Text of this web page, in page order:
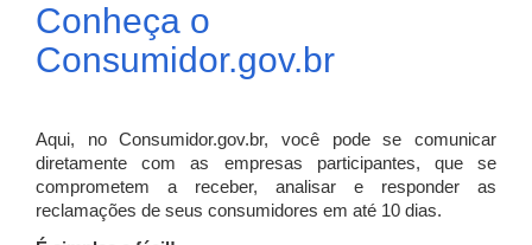
Conheça o
Consumidor.gov.br
Aqui, no Consumidor.gov.br, você pode se comunicar
diretamente com as empresas participantes, que se
comprometem a receber, analisar e responder as
reclamações de seus consumidores em até 10 dias.